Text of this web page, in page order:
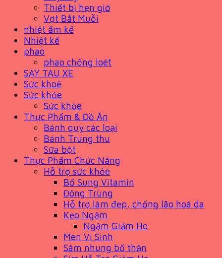
Thiết bị hẹn giờ
Vợt Bắt Muỗi
nhiệt ẩm kế
Nhiệt kế
phao
phao chống loét
SAY TAU XE
Sức khoẻ
Sức khỏe
Sức khỏe
Thực Phẩm & Đồ Ăn
Bánh quy các loại
Bánh Trung thu
Sữa bột
Thực Phẩm Chức Năng
Hỗ trợ sức khỏe
Bổ Sung Vitamin
Đông Trùng
Hỗ trợ làm đẹp, chống lão hoá da
Kẹo Ngậm
Ngậm Giảm Ho
Men Vi Sinh
Sâm nhung bổ thận